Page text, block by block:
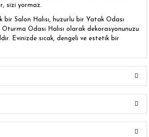
sizi yormaz.
bir Salon Halısı, huzurlu bir Yatak Odası
Oturma Odası Halısı olarak dekorasyonunuzu
Evinizde sıcak, dengeli ve estetik bir
ürüne ilk yorumu siz yapın!